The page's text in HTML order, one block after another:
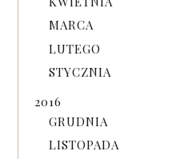
MARCA
LUTEGO
STYCZNIA
2016
GRUDNIA
LISTOPADA